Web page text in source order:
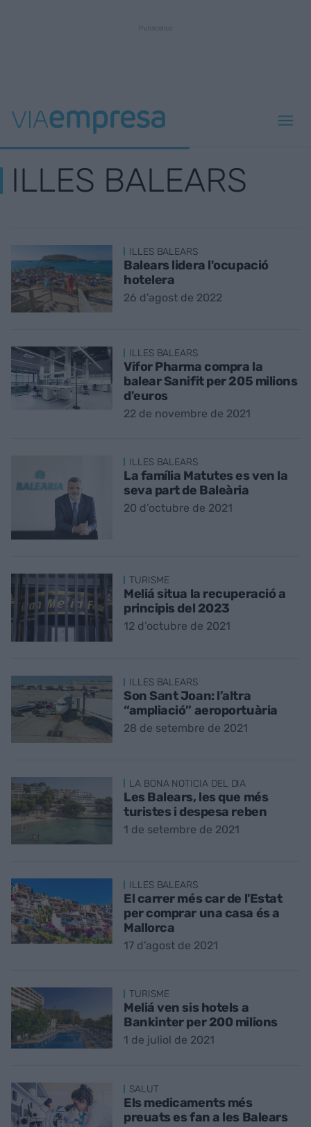
ILLES BALEARS
ILLES BALEARS
Balears lidera l'ocupació
hotelera
26 d’agost de 2022
ILLES BALEARS
Vifor Pharma compra la
balear Sanifit per 205 milions
d'euros
22 de novembre de 2021
ILLES BALEARS
La família Matutes es ven la
seva part de Baleària
20 d’octubre de 2021
TURISME
Meliá situa la recuperació a
principis del 2023
12 d’octubre de 2021
ILLES BALEARS
Son Sant Joan: l’altra
“ampliació” aeroportuària
28 de setembre de 2021
LA BONA NOTICIA DEL DIA
Les Balears, les que més
turistes i despesa reben
1 de setembre de 2021
ILLES BALEARS
El carrer més car de l'Estat
per comprar una casa és a
Mallorca
17 d’agost de 2021
TURISME
Meliá ven sis hotels a
Bankinter per 200 milions
1 de juliol de 2021
SALUT
Els medicaments més
preuats es fan a les Balears